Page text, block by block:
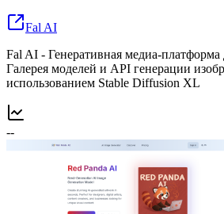
Fal AI
Fal AI - Генеративная медиа-платформа
Галерея моделей и API генерации
использованием Stable Diffusion XL
--